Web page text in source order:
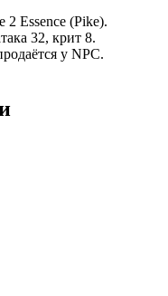
Essence (Pike).
32, крит 8.
у NPC.